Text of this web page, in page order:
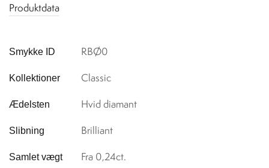
Produktdata
Smykke ID RBØ0
Kollektioner Classic
Ædelsten Hvid diamant
Slibning Brilliant
Samlet vægt Fra 0,24ct.